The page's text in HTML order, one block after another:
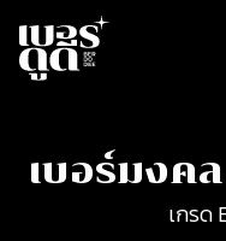
เบอร์มงค
เกรด